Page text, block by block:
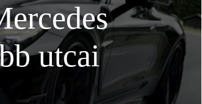
utcai